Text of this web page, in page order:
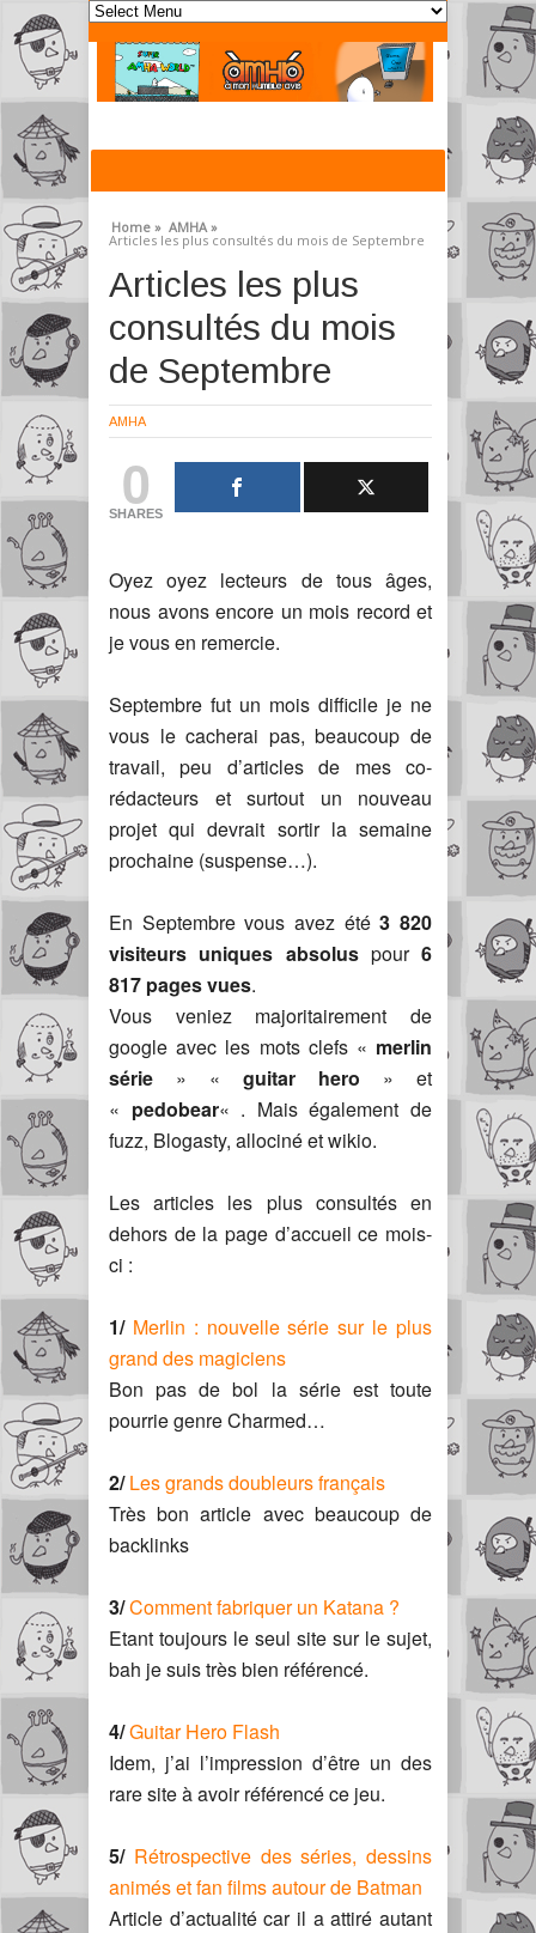
Home » AMHA »
Articles les plus consultés du mois de Septembre
Articles les plus
consultés du mois
de Septembre
AMHA
0
SHARES
Oyez oyez lecteurs de tous âges,
nous avons encore un mois record et
je vous en remercie.
Septembre fut un mois difficile je ne
vous le cacherai pas, beaucoup de
travail, peu d’articles de mes co-
rédacteurs et surtout un nouveau
projet qui devrait sortir la semaine
prochaine (suspense…).
En Septembre vous avez été3 820
visiteurs uniques absoluspour 6
817 pages vues.
Vous veniez majoritairement de
google avec les mots clefs « merlin
série » « guitar hero » et
« pedobear« . Mais également de
fuzz, Blogasty, allociné et wikio.
Les articles les plus consultés en
dehors de la page d’accueil ce mois-
ci :
1/ Merlin : nouvelle série sur le plus
grand des magiciens
Bon pas de bol la série est toute
pourrie genre Charmed…
2/ Les grands doubleurs français
Très bon article avec beaucoup de
backlinks
3/Comment fabriquer un Katana ?
Etant toujours le seul site sur le sujet,
bah je suis très bien référencé.
4/Guitar Hero Flash
Idem, j’ai l’impression d’être un des
rare site à avoir référencé ce jeu.
5/ Rétrospective des séries, dessins
animés et fan films autour de Batman
Article d’actualité car il a attiré autant